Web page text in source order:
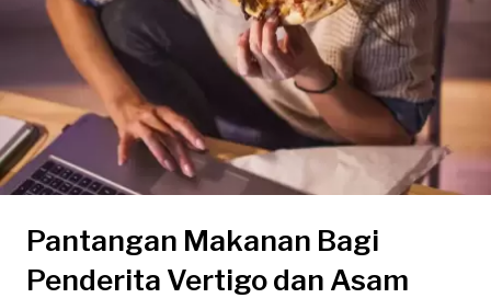
Pantangan Makanan Bagi
Penderita Vertigo dan Asam